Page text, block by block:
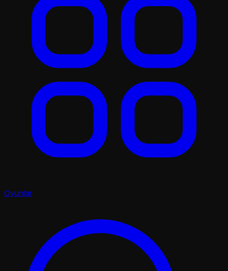
Oyunlar